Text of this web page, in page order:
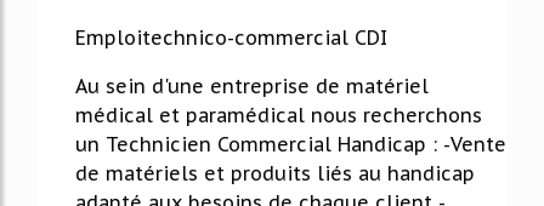
Emploitechnico-commercial CDI
Au sein d'une entreprise de matériel
médical et paramédical nous recherchons
un Technicien Commercial Handicap : -Vente
de matériels et produits liés au handicap